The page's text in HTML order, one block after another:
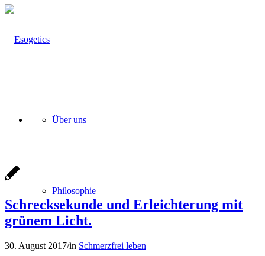
Über uns
Philosophie
Schrecksekunde und Erleichterung mit
grünem Licht.
30. August 2017/in Schmerzfrei leben